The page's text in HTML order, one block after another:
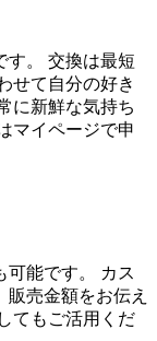
す。 交換は最短
せて自分の好き
に新鮮な気持ち
マイページで申
可能です。 カス
売金額をお伝え
てもご活用くだ